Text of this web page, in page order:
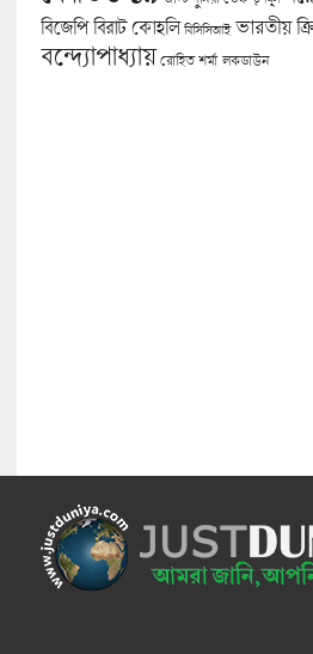
বিজেপি বিরাট কোহলি বিসিসিআই ভারতীয়
বন্দ্যোপাধ্যায় রোহিত শর্মা লকডাউন